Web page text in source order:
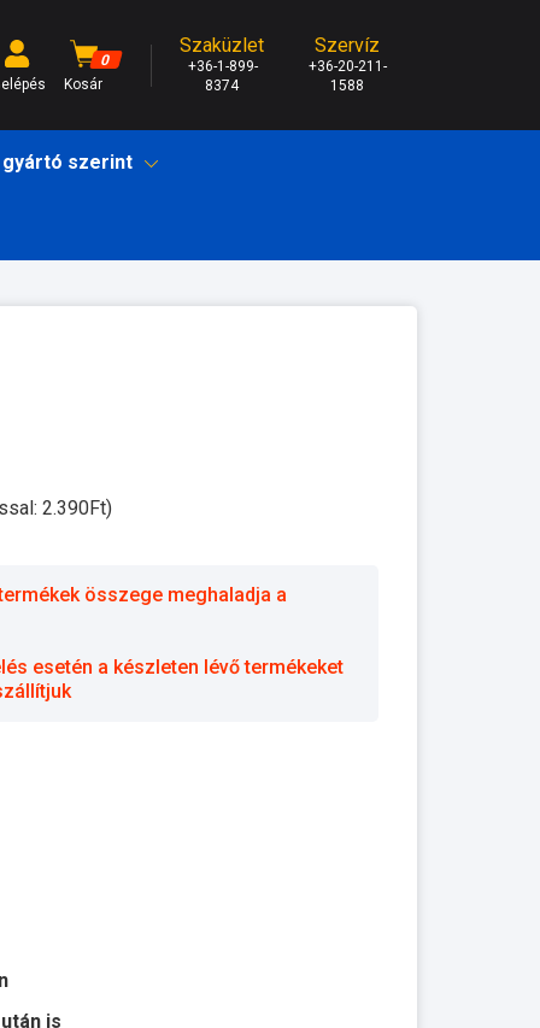
0
Kosár
Szaküzlet
+36-1-899-
8374
Szervíz
+36-20-211-
1588
szerint
2.390Ft)
összege meghaladja a
esetén a készleten lévő termékeket
is